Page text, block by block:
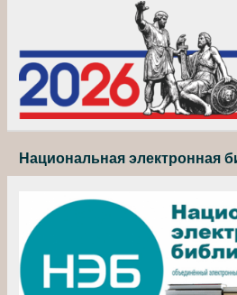
Национальная электронная